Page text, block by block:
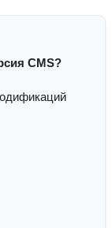
CMS?